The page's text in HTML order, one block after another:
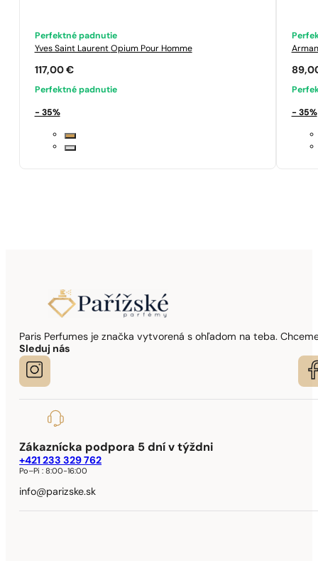
Perfektné padnutie
Yves Saint Laurent Opium Pour Homme
117,00 €
Perfektné padnutie
- 35% - 35%
Paris Perfumes je značka vytvorená s ohľadom na teba.
Sleduj nás
Zákaznícka podpora 5 dní v týždni
+421 233 329 762
Po–Pi :8:00-16:00
info@parizske.sk